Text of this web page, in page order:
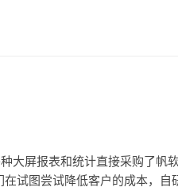
大屏报表和统计直接采购了帆
试图尝试降低客户的成本，自